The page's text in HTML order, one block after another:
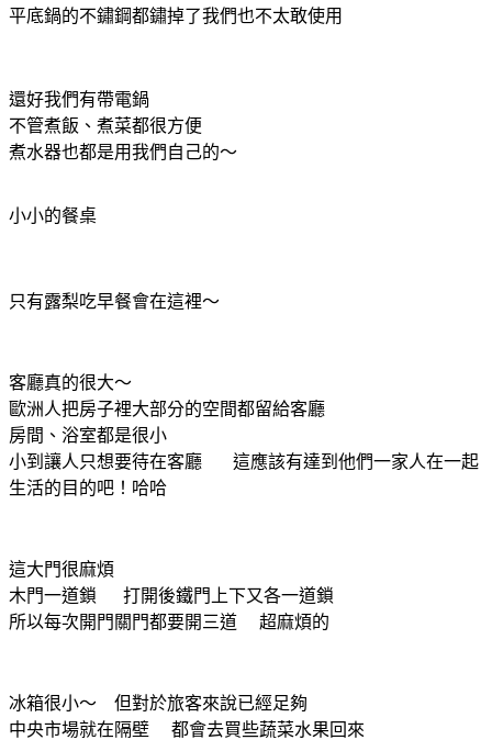
平底鍋的不鏽鋼都鏽掉了我們也不太敢使用
還好我們有帶電鍋
不管煮飯、煮菜都很方便
煮水器也都是用我們自己的～
小小的餐桌
只有露梨吃早餐會在這裡～
客廳真的很大～
歐洲人把房子裡大部分的空間都留給客廳
房間、浴室都是很小
小到讓人只想要待在客廳 這應該有達到他們一家人在一起
生活的目的吧！哈哈
這大門很麻煩
木門一道鎖 打開後鐵門上下又各一道鎖
所以每次開門關門都要開三道 超麻煩的
冰箱很小～ 但對於旅客來說已經足夠
中央市場就在隔壁 都會去買些蔬菜水果回來